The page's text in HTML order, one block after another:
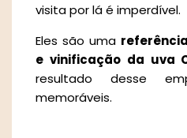
visita por lá é imperdível.
Eles são uma
e vinificação da uva
resultado desse
memoráveis.